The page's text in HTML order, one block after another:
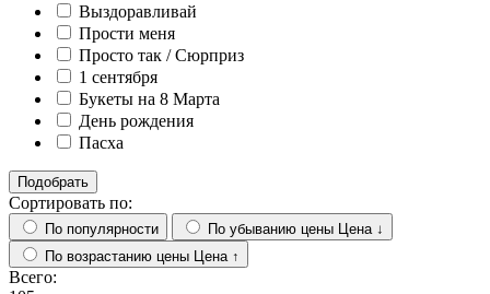
Выздоравливай
Прости меня
Просто так / Сюрприз
1 сентября
Букеты на 8 Марта
День рождения
Пасха
Подобрать
Сортировать по:
По популярности По убыванию цены
Цена ↓
По возрастанию цены
Цена ↑
Всего: